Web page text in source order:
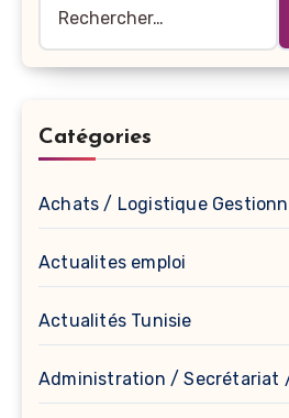
Catégories
Achats / Logistique
Actualites emploi
Actualités Tunisie
Administration / Secrétariat